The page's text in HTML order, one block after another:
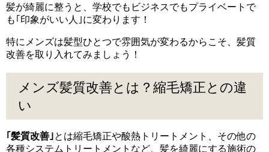
髪が綺麗に整うと、学校でもビジネスでもプライベートで
も｢印象がいい人｣に変わります！
特にメンズは髪型ひとつで雰囲気が変わるからこそ、髪質
改善を取り入れてみましょう！
メンズ髪質改善とは？縮毛矯正との違
い
｢髪質改善｣とは縮毛矯正や酸熱トリートメント、その他の
各種システムトリートメントなど、髪を綺麗にする施術の